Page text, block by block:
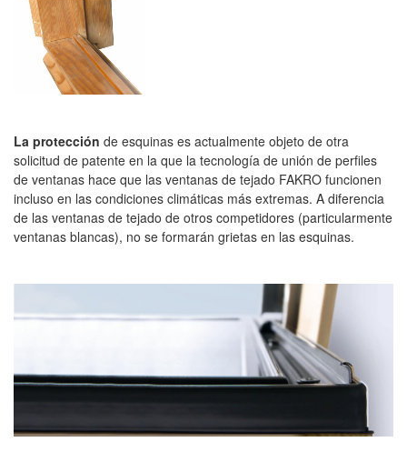
La protección de esquinas es actualmente objeto de otra
solicitud de patente en la que la tecnología de unión de perfiles
de ventanas hace que las ventanas de tejado FAKRO funcionen
incluso en las condiciones climáticas más extremas. A diferencia
de las ventanas de tejado de otros competidores (particularmente
ventanas blancas), no se formarán grietas en las esquinas.